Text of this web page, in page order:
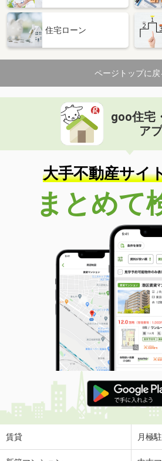
住宅ローン
ページトップに戻
goo住宅
ア
大手不動産サイ
まとめて
賃貸 月極